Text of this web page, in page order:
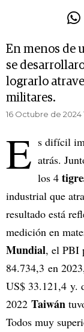
En menos de
se
lograrlo
militares.
16 Octubre de 2024
E s difícil
atrás.
los 4
industrial que
resultado está
medición en
Mundial, el PBI
84.734,3 en
US$ 33.121,4 y.
2022 Taiwán
Todos muy